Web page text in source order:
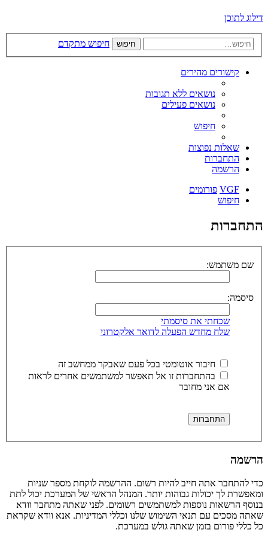
דילוג לתוכן
חיפוש חיפוש מתקדם
קישורים מהירים
נושאים ללא תגובות
נושאים פעילים
חיפוש
שאלות נפוצות
התחברות
הרשמה
VGF פורומים
חיפוש
התחברות
שם משתמש:
סיסמה:
שכחתי את סיסמתי
שלח מחדש הפעלה לדואר אלקטרוני
חיבור אוטומטי בכל פעם שאבקר ממחשב זה
בהתחברות זו אל תאפשר למשתמשים אחרים לראות
אם אני מחובר
הרשמה
כדי להתחבר אתה חייב להיות רשום. ההרשמה לוקחת מספר שניות
ומאפשרת לך יכולות גבוהות יותר. המנהל הראשי של המערכת יכול לתת
בנוסף הרשאות נוספות למשתמשים רשומים. לפני שאתה מתחבר וודא
שאתה מסכים עם תנאי השימוש שלנו וכללי המדיניות. אנא וודא שקראת
כל כללי פורום בזמן שאתה גולש במערכת.